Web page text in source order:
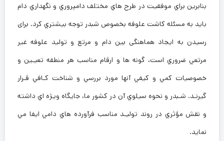
بنابرین براي موفقيت در طرح هاي مختلف دامپروري و نگهداري دام
بايد به مسئله کاشت علوفه بخصوص شبدر توجه بيشتري کرد. برای
رسیدن به ایجاد هماهنگی بین دام و مرتع و توليد علوفه غير
مرتعي ضروري است، گونه ها و ارقام مناسب هر منطقه تعيـين و
خصوصيات كمي و كيفي آنها مورد بررسي و شناخت كـافي قـرار
گيرنـد. شـبدر و نحوه سيلوي آن در كشور ما، جايگاه ويژه اي داشته
و نقش مؤثري در روند توليـد مناسب فرآورده هاي دامي ايفا مي
نمايد.